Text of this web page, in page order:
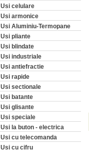
Usi celulare
Usi armonice
Usi Aluminiu-Termopane
Usi pliante
Usi blindate
Usi industriale
Usi antiefractie
Usi rapide
Usi sectionale
Usi batante
Usi glisante
Usi speciale
Usi la buton - electrica
Usi cu telecomanda
Usi cu cifru